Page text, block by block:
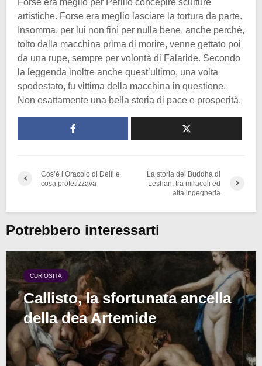
artistiche. Forse era meglio lasciare la tortura da parte.
Insomma, per lui non finì per nulla bene, anche perché,
tolto dalla macchina prima di morire, venne gettato poi
da una rupe, sempre per volontà di Falaride. Secondo
la leggenda inoltre anche quest’ultimo, una volta
spodestato, fu vittima della macchina in questione.
Non esattamente una bella storia di pace e prosperità.
Cos’è l’Oracolo di Delfi e
cosa profetizzava
La storia del Buddha di
Leshan, tra miracoli ed
alta ingegneria
Potrebbero interessarti
CURIOSITÀ
Callisto, la sfortunata ancella
della dea Artemide